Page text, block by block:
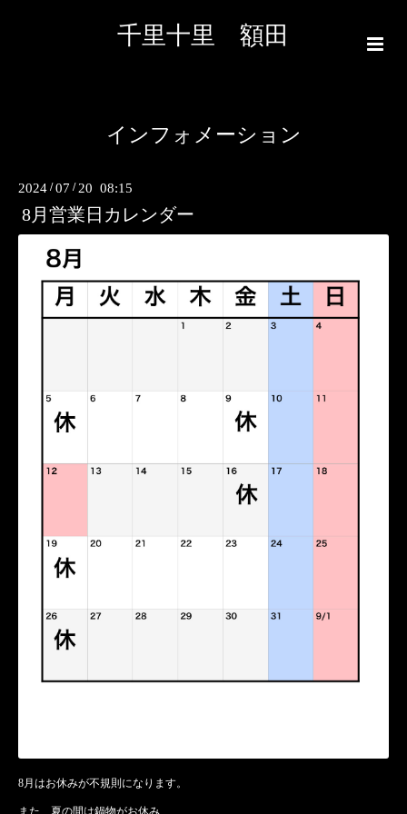
千里十里 額田
インフォメーション
2024 /07 / 20 08:15
8月営業日カレンダー
8月はお休みが不規則になります。
また、夏の間は鍋物がお休み、